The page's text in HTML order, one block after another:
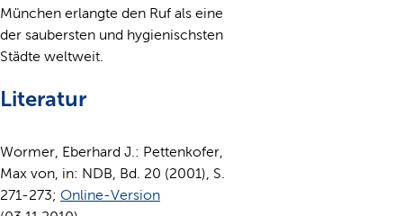
München erlangte den Ruf als eine
der saubersten und hygienischsten
Städte weltweit.
Literatur
Wormer, Eberhard J.: Pettenkofer,
Max von, in: NDB, Bd. 20 (2001), S.
271-273; Online-Version